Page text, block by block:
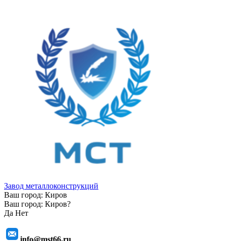
Завод металлоконструкций
Ваш город: Киров
Ваш город: Киров?
Да Нет
info@mst66.ru